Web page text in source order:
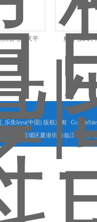
|精密电子天平 精密电子天
_乐鱼leyu(中国) 版权所有
广州市黄埔区夏港街道临江路3号